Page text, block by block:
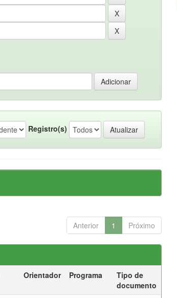
Registro(s)
Anterior 1 Próximo
Orientador Programa
Tipo de
documento